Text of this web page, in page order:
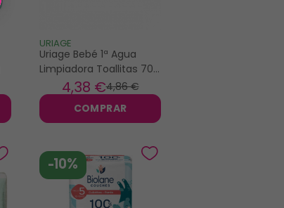
URIAGE
Uriage Bebé 1ª Agua
Limpiadora Toallitas 70
Toallitas
4,86 €
4,38 €
COMPRAR
-10%